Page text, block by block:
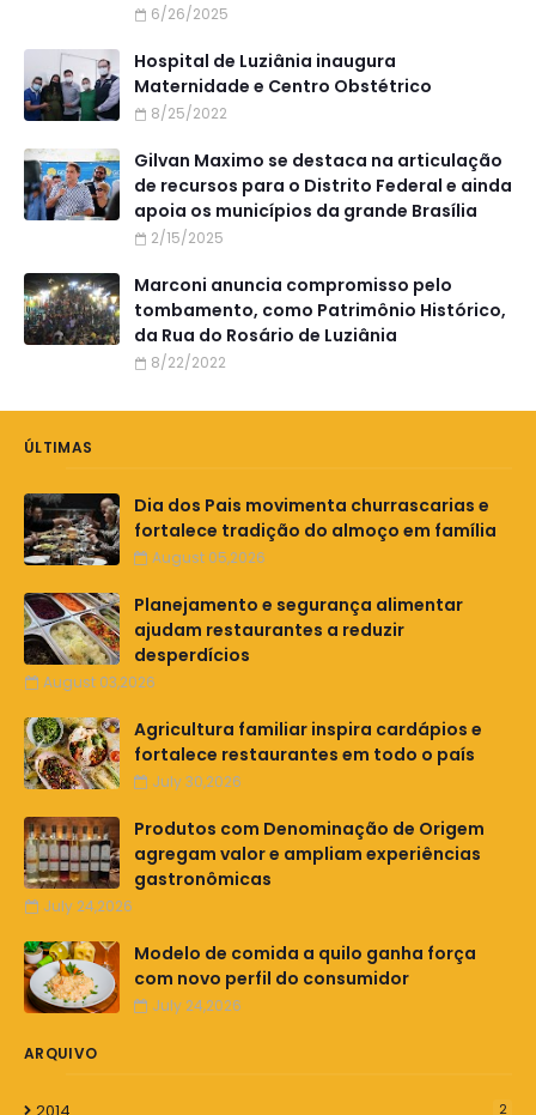
6/26/2025
Hospital de Luziânia inaugura
Maternidade e Centro Obstétrico
8/25/2022
Gilvan Maximo se destaca na articulação
de recursos para o Distrito Federal e ainda
apoia os municípios da grande Brasília
2/15/2025
Marconi anuncia compromisso pelo
tombamento, como Patrimônio Histórico,
da Rua do Rosário de Luziânia
8/22/2022
ÚLTIMAS
Dia dos Pais movimenta churrascarias e
fortalece tradição do almoço em família
August 05,2026
Planejamento e segurança alimentar
ajudam restaurantes a reduzir
desperdícios
August 03,2026
Agricultura familiar inspira cardápios e
fortalece restaurantes em todo o país
July 30,2026
Produtos com Denominação de Origem
agregam valor e ampliam experiências
gastronômicas
July 24,2026
Modelo de comida a quilo ganha força
com novo perfil do consumidor
July 24,2026
ARQUIVO
2014 2